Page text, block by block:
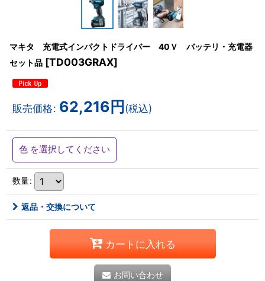
マキタ 充電式インパクトドライバー 40Ｖ バッテリ・充電器
セット品 [TD003GRAX]
販売価格: 62,216 円 (税込)
色 を選択してください
数量:
返品・交換について
カートに入れる
お問い合わせ